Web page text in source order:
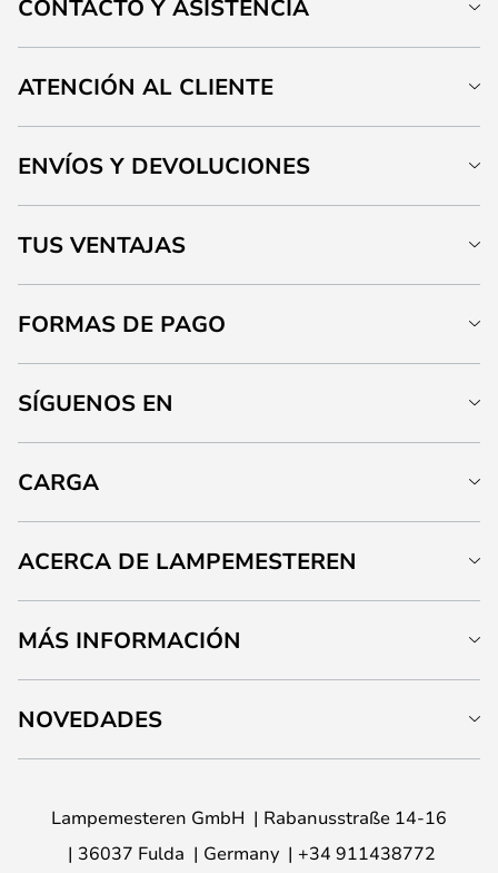
CONTACTO Y ASISTENCIA
ATENCIÓN AL CLIENTE
ENVÍOS Y DEVOLUCIONES
TUS VENTAJAS
FORMAS DE PAGO
SÍGUENOS EN
CARGA
ACERCA DE LAMPEMESTEREN
MÁS INFORMACIÓN
NOVEDADES
Lampemesteren GmbH
Rabanusstraße 14-16
36037 Fulda
Germany +34 911438772